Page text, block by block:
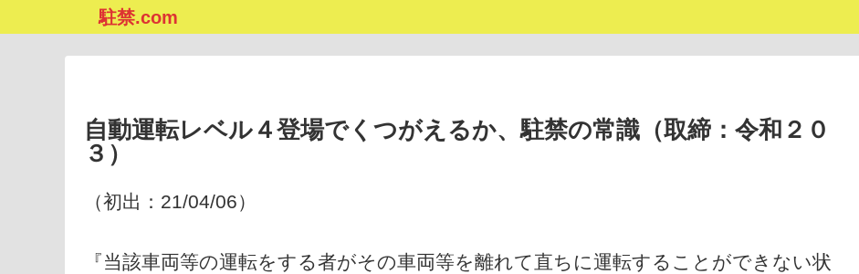
駐禁.com
自動運転レベル４登場でくつがえるか、駐禁の常識（取締：令和２０
３）
（初出：21/04/06）
『当該車両等の運転をする者がその車両等を離れて直ちに運転することができない状